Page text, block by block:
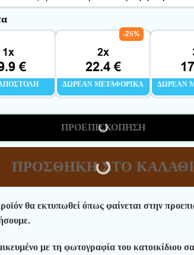
1x
€
2x
22.4 €
-25%
ΔΩΡΕΆΝ ΜΕΤΑΦΟΡΙΚΆ ΔΩΡΕΆΝ
ΠΡΟΕΠΙΣΚΌΠΗΣΗ
ΠΡΟΣΘΉΚΗ ΣΤΟ ΚΑΛΆΘΙ
θα εκτυπωθεί όπως φαίνεται στην
με τη φωτογραφία του κατοικίδιου